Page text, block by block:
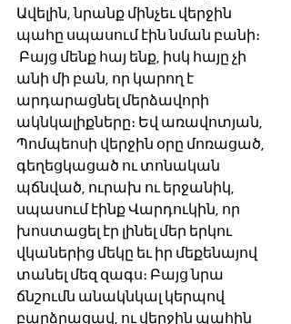
Ավելին, նրանք մինչեւ վերջին
պահը սպասում էին նման բանի։
անի մի բան, որ կարող է
արդարացնել մերձավորի
ակնկալիքները։ Եվ առավոտյան,
Պոմպեոսի վերջին օրը մոռացած,
գեղեցկացած ու տոնական
պճնված, ուրախ ու երջանիկ,
սպասում էինք Վարդուկին, որ
խոստացել էր լինել մեր երկու
վկաներից մեկը եւ իր մեքենայով
տանել մեզ զագս։ Բայց նրա
ճնշումն անակնկալ կերպով
բարձրացավ, ու վերջին պահին